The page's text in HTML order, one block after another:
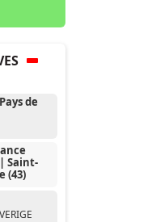
de
Saint-
(43)